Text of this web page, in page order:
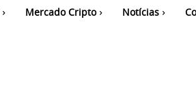
Mercado Cripto Notícias